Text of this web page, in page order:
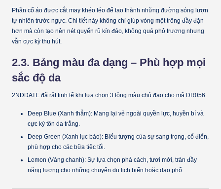
Phần cổ áo được cắt may khéo léo để tạo thành những đường sóng lượn
tự nhiên trước ngực. Chi tiết này không chỉ giúp vòng một trông đầy đặn
hơn mà còn tạo nên nét quyến rũ kín đáo, không quá phô trương nhưng
vẫn cực kỳ thu hút.
2.3. Bảng màu đa dạng – Phù hợp mọi
sắc độ da
2NDDATE đã rất tinh tế khi lựa chọn 3 tông màu chủ đạo cho mã DR056:
Deep Blue (Xanh thẳm): Mang lại vẻ ngoài quyền lực, huyền bí và
cực kỳ tôn da trắng.
Deep Green (Xanh lục bảo): Biểu tượng của sự sang trọng, cổ điển,
phù hợp cho các bữa tiệc tối.
Lemon (Vàng chanh): Sự lựa chọn phá cách, tươi mới, tràn đầy
năng lượng cho những chuyến du lịch biển hoặc dạo phố.